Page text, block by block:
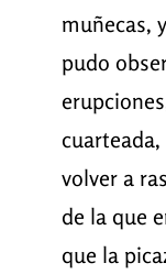
muñecas,
pudo
volver a
de la que
que la